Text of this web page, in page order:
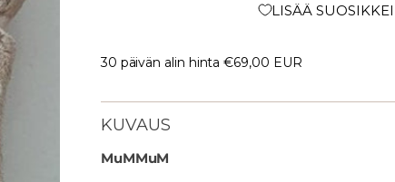
LISÄÄ
30 päivän alin hinta €69,00 EUR
KUVAUS
MuMMuM